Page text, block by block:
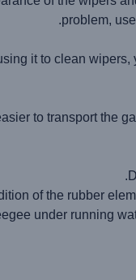
problem,
it to clean
to transport the